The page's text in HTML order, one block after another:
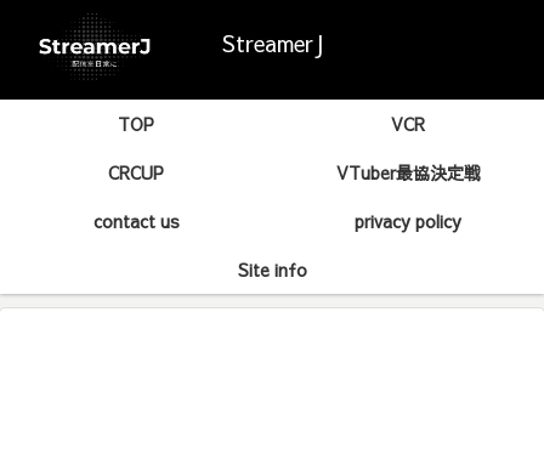
StreamerJ
TOP
VCR
CRCUP
VTuber最協決定戦
contact us
privacy policy
Site info